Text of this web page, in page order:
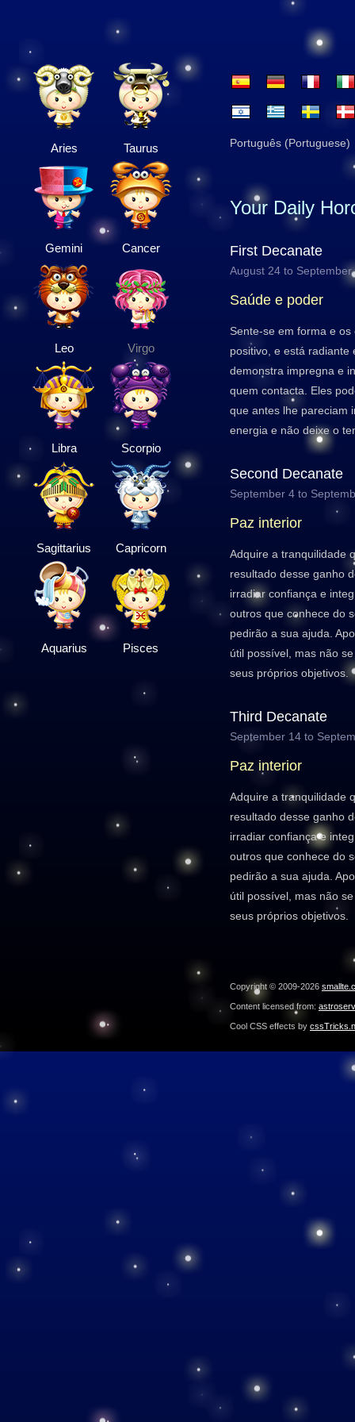
Aries Taurus
Gemini Cancer
Leo Virgo
Libra Scorpio
Sagittarius Capricorn
Aquarius Pisces
Português (Portuguese)
Your Daily
First Decanate
August 24 to September
Saúde e poder
Sente-se em forma e
positivo, e está radiante
demonstra impregna e
quem contacta. Eles
que antes lhe pareciam
energia e não deixe o
Second Decanate
September 4 to
Paz interior
Adquire a tranquilidade
resultado desse ganho
irradiar confiança e
outros que conhece do
pedirão a sua ajuda.
útil possível, mas não
seus próprios objetivos.
Third Decanate
September 14 to
Paz interior
Adquire a tranquilidade
resultado desse ganho
irradiar confiança e
outros que conhece do
pedirão a sua ajuda.
útil possível, mas não
seus próprios objetivos.
Copyright © 2009-2026
Content licensed from:
Cool CSS effects by